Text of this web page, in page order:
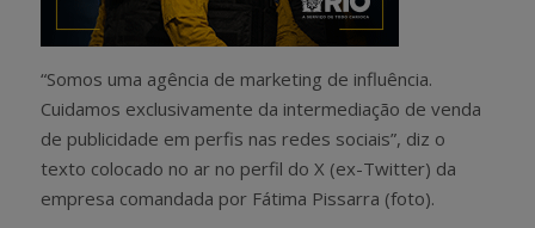
“Somos uma agência de marketing de influência.
Cuidamos exclusivamente da intermediação de venda
de publicidade em perfis nas redes sociais”, diz o
texto colocado no ar no perfil do X (ex-Twitter) da
empresa comandada por Fátima Pissarra (foto).